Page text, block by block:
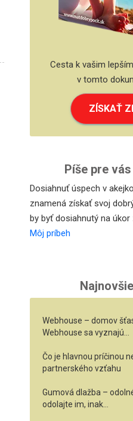
Cesta k vašim
v tomto
ZÍSKAŤ
Píše pre
Dosiahnuť úspech v
znamená získať svoj
by byť dosiahnutý na
Môj príbeh
Webhouse – domov
Webhouse sa vyznajú…
Čo je hlavnou príčinou
partnerského vzťahu
Gumová dlažba –
odolajte im, inak…